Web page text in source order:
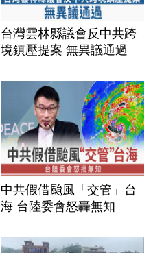
台灣雲林縣議會反中共跨
境鎮壓提案 無異議通過
中共假借颱風「交管」台
海 台陸委會怒轟無知